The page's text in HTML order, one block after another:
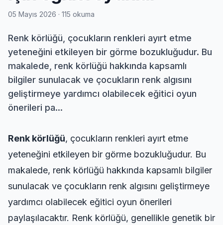
05 Mayıs 2026 · 115 okuma
Renk körlüğü, çocukların renkleri ayırt etme
yeteneğini etkileyen bir görme bozukluğudur. Bu
makalede, renk körlüğü hakkında kapsamlı
bilgiler sunulacak ve çocukların renk algısını
geliştirmeye yardımcı olabilecek eğitici oyun
önerileri pa...
Renk körlüğü, çocukların renkleri ayırt etme
yeteneğini etkileyen bir görme bozukluğudur. Bu
makalede, renk körlüğü hakkında kapsamlı bilgiler
sunulacak ve çocukların renk algısını geliştirmeye
yardımcı olabilecek eğitici oyun önerileri
paylaşılacaktır. Renk körlüğü, genellikle genetik bir